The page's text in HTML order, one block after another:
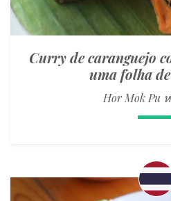
Curry de caranguejo
uma folha
Hor Mok Pu